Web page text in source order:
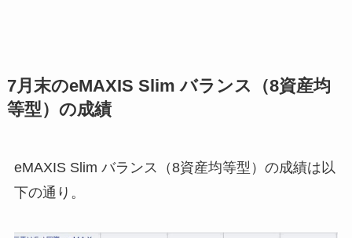
7月末のeMAXIS Slim バランス（8資産均
等型）の成績
eMAXIS Slim バランス（8資産均等型）の成績は以
下の通り。